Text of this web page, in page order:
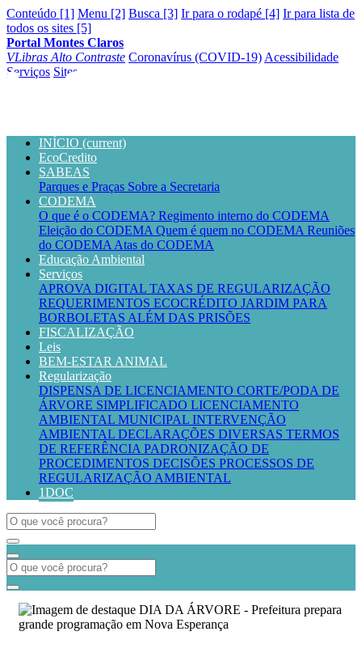
Conteúdo [1] Menu [2] Busca [3] Ir para o rodapé [4] Ir para lista de
todos os sites [5]
Portal Montes Claros
VLibras Alto Contraste Coronavírus (COVID-19) Acessibilidade
Serviços Sites
INÍCIO (current)
EcoCredito
SABEAS
Parques e Praças Sobre a Secretaria
CODEMA
O que é o CODEMA? Regimento interno do CODEMA
Eleição do CODEMA Quem é quem no CODEMA Reuniões
do CODEMA Atas do CODEMA
Educação Ambiental
Serviços
APROVA DIGITAL TAXAS DE REGULARIZAÇÃO
REQUERIMENTOS ECOCRÉDITO JARDIM PARA
BORBOLETAS ALÉM DAS PRISÕES
FISCALIZAÇÃO
Leis
BEM-ESTAR ANIMAL
Regularização
DISPENSA DE LICENCIAMENTO CORTE/PODA DE
ÁRVORE SIMPLIFICADO LICENCIAMENTO
AMBIENTAL MUNICIPAL INTERVENÇÃO
AMBIENTAL DECLARAÇÕES DIVERSAS TERMOS
DE REFERÊNCIA PADRONIZAÇÃO DE
PROCEDIMENTOS DECISÕES PROCESSOS DE
REGULARIZAÇÃO AMBIENTAL
1DOC